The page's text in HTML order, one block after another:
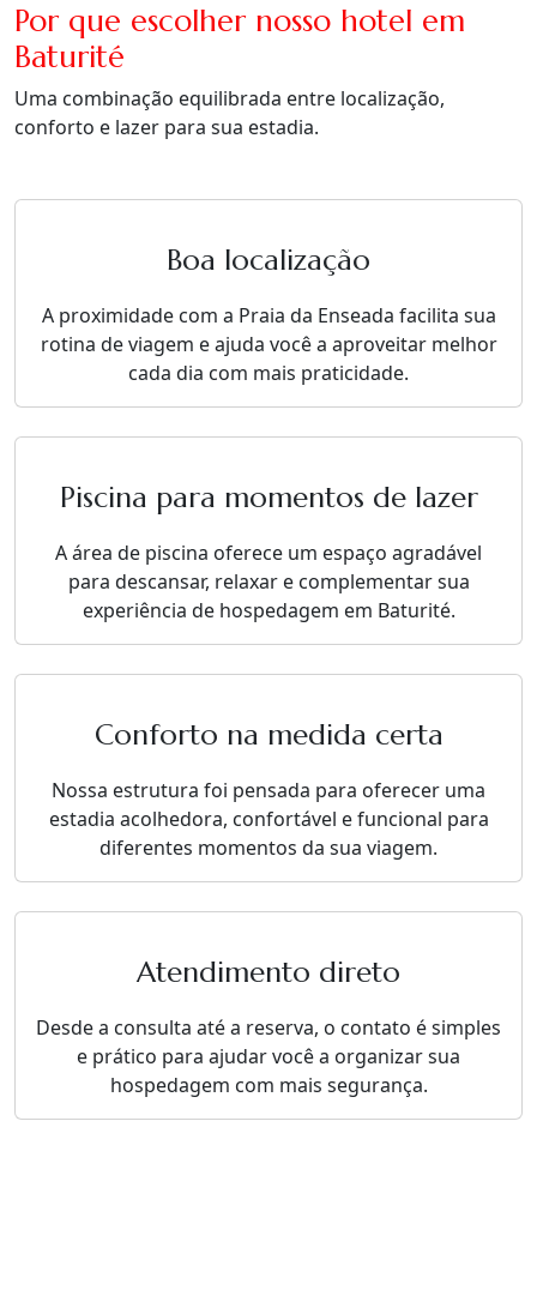
Por que escolher nosso hotel em
Baturité
Uma combinação equilibrada entre localização,
conforto e lazer para sua estadia.
Boa localização
A proximidade com a Praia da Enseada facilita sua
rotina de viagem e ajuda você a aproveitar melhor
cada dia com mais praticidade.
Piscina para momentos de lazer
A área de piscina oferece um espaço agradável
para descansar, relaxar e complementar sua
experiência de hospedagem em Baturité.
Conforto na medida certa
Nossa estrutura foi pensada para oferecer uma
estadia acolhedora, confortável e funcional para
diferentes momentos da sua viagem.
Atendimento direto
Desde a consulta até a reserva, o contato é simples
e prático para ajudar você a organizar sua
hospedagem com mais segurança.